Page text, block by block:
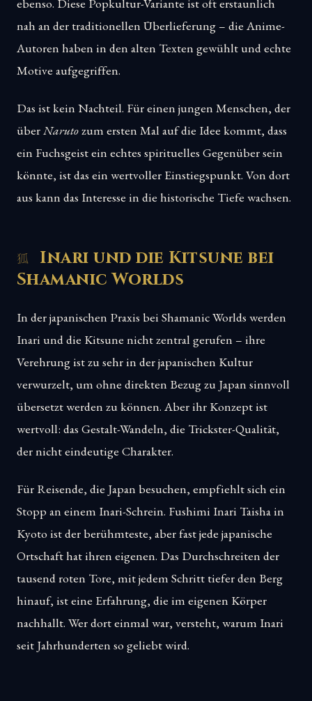
nah an der traditionellen Überlieferung – die Anime-
Autoren haben in den alten Texten gewühlt und echte
Motive aufgegriffen.
Das ist kein Nachteil. Für einen jungen Menschen, der
überNarutozum ersten Mal auf die Idee kommt, dass
ein Fuchsgeist ein echtes spirituelles Gegenüber sein
könnte, ist das ein wertvoller Einstiegspunkt. Von dort
aus kann das Interesse in die historische Tiefe wachsen.
Inari und die Kitsune bei
Shamanic Worlds
In der japanischen Praxis bei Shamanic Worlds werden
Inari und die Kitsune nicht zentral gerufen – ihre
Verehrung ist zu sehr in der japanischen Kultur
verwurzelt, um ohne direkten Bezug zu Japan sinnvoll
übersetzt werden zu können. Aber ihr Konzept ist
wertvoll: das Gestalt-Wandeln, die Trickster-Qualität,
der nicht eindeutige Charakter.
Für Reisende, die Japan besuchen, empfiehlt sich ein
Stopp an einem Inari-Schrein. Fushimi Inari Taisha in
Kyoto ist der berühmteste, aber fast jede japanische
Ortschaft hat ihren eigenen. Das Durchschreiten der
tausend roten Tore, mit jedem Schritt tiefer den Berg
hinauf, ist eine Erfahrung, die im eigenen Körper
nachhallt. Wer dort einmal war, versteht, warum Inari
seit Jahrhunderten so geliebt wird.